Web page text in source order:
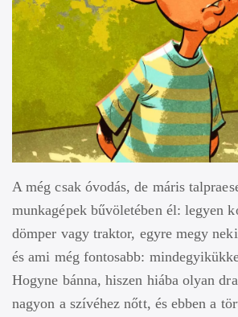
A még csak óvodás, de máris
munkagépek bűvöletében él: legyen
dömper vagy traktor, egyre megy
és ami még fontosabb:
Hogyne bánna, hiszen hiába olyan
nagyon a szívéhez nőtt, és ebben a